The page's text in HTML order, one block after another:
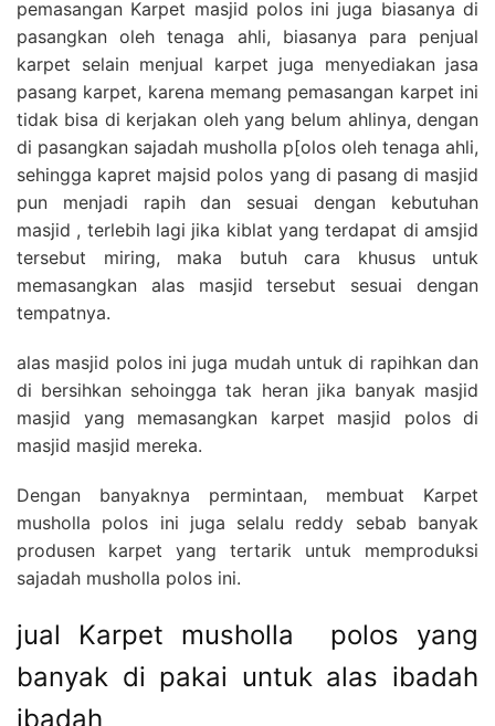
pemasangan Karpet masjid polos ini juga biasanya di
pasangkan oleh tenaga ahli, biasanya para penjual
karpet selain menjual karpet juga menyediakan jasa
pasang karpet, karena memang pemasangan karpet ini
tidak bisa di kerjakan oleh yang belum ahlinya, dengan
di pasangkan sajadah musholla p[olos oleh tenaga ahli,
sehingga kapret majsid polos yang di pasang di masjid
pun menjadi rapih dan sesuai dengan kebutuhan
masjid , terlebih lagi jika kiblat yang terdapat di amsjid
tersebut miring, maka butuh cara khusus untuk
memasangkan alas masjid tersebut sesuai dengan
tempatnya.
alas masjid polos ini juga mudah untuk di rapihkan dan
di bersihkan sehoingga tak heran jika banyak masjid
masjid yang memasangkan karpet masjid polos di
masjid masjid mereka.
Dengan banyaknya permintaan, membuat Karpet
musholla polos ini juga selalu reddy sebab banyak
produsen karpet yang tertarik untuk memproduksi
sajadah musholla polos ini.
jual Karpet musholla polos yang
banyak di pakai untuk alas ibadah
ibadah